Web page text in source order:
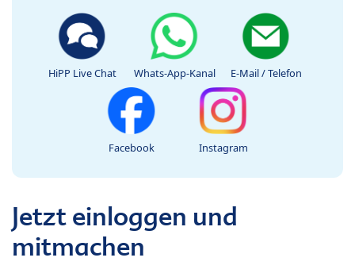
HiPP Live Chat Whats-App-Kanal E-Mail / Telefon
Facebook Instagram
Jetzt einloggen und
mitmachen